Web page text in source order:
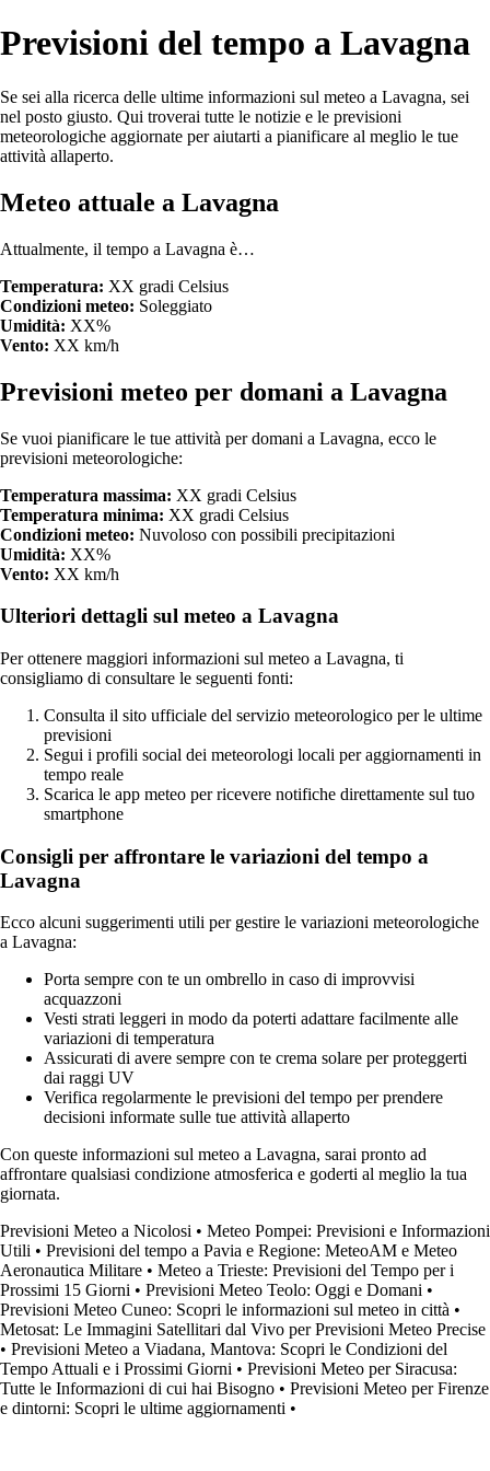
Previsioni del tempo a Lavagna
Se sei alla ricerca delle ultime informazioni sul meteo a Lavagna, sei
nel posto giusto. Qui troverai tutte le notizie e le previsioni
meteorologiche aggiornate per aiutarti a pianificare al meglio le tue
attività allaperto.
Meteo attuale a Lavagna
Attualmente, il tempo a Lavagna è…
Temperatura: XX gradi Celsius
Condizioni meteo: Soleggiato
Umidità: XX%
Vento: XX km/h
Previsioni meteo per domani a Lavagna
Se vuoi pianificare le tue attività per domani a Lavagna, ecco le
previsioni meteorologiche:
Temperatura massima: XX gradi Celsius
Temperatura minima: XX gradi Celsius
Condizioni meteo: Nuvoloso con possibili precipitazioni
Umidità: XX%
Vento: XX km/h
Ulteriori dettagli sul meteo a Lavagna
Per ottenere maggiori informazioni sul meteo a Lavagna, ti
consigliamo di consultare le seguenti fonti:
Consulta il sito ufficiale del servizio meteorologico per le ultime
previsioni
Segui i profili social dei meteorologi locali per aggiornamenti in
tempo reale
Scarica le app meteo per ricevere notifiche direttamente sul tuo
smartphone
Consigli per affrontare le variazioni del tempo a
Lavagna
Ecco alcuni suggerimenti utili per gestire le variazioni meteorologiche
a Lavagna:
Porta sempre con te un ombrello in caso di improvvisi
acquazzoni
Vesti strati leggeri in modo da poterti adattare facilmente alle
variazioni di temperatura
Assicurati di avere sempre con te crema solare per proteggerti
dai raggi UV
Verifica regolarmente le previsioni del tempo per prendere
decisioni informate sulle tue attività allaperto
Con queste informazioni sul meteo a Lavagna, sarai pronto ad
affrontare qualsiasi condizione atmosferica e goderti al meglio la tua
giornata.
Previsioni Meteo a Nicolosi • Meteo Pompei: Previsioni e Informazioni
Utili • Previsioni del tempo a Pavia e Regione: MeteoAM e Meteo
Aeronautica Militare • Meteo a Trieste: Previsioni del Tempo per i
Prossimi 15 Giorni • Previsioni Meteo Teolo: Oggi e Domani •
Previsioni Meteo Cuneo: Scopri le informazioni sul meteo in città •
Metosat: Le Immagini Satellitari dal Vivo per Previsioni Meteo Precise
• Previsioni Meteo a Viadana, Mantova: Scopri le Condizioni del
Tempo Attuali e i Prossimi Giorni • Previsioni Meteo per Siracusa:
Tutte le Informazioni di cui hai Bisogno • Previsioni Meteo per Firenze
e dintorni: Scopri le ultime aggiornamenti •